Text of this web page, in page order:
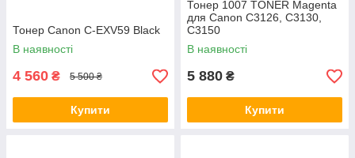
Тонер Canon C-EXV59 Black
В наявності
4 560 ₴ 5 500 ₴
Купити
Тонер 1007 TONER Magenta
для Canon C3126, C3130,
C3150
В наявності
5 880 ₴
Купити